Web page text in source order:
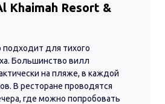
для тихого
Большинство вилл
на пляже, в каждой
В ресторане проводятся
где можно попробовать
Khaimah Resort &